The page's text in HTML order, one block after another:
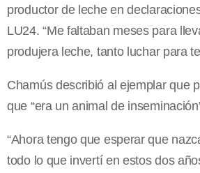
productor de leche en
LU24. “Me faltaban meses para
produjera leche, tanto luchar para
Chamús describió al ejemplar que
que “era un animal de
“Ahora tengo que esperar que
todo lo que invertí en estos dos